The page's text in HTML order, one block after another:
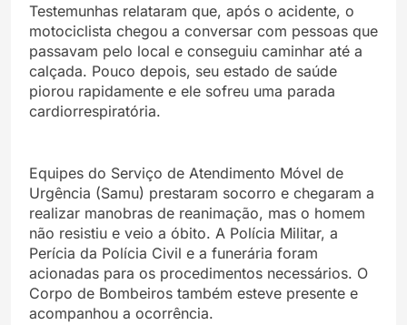
Testemunhas relataram que, após o acidente, o
motociclista chegou a conversar com pessoas que
passavam pelo local e conseguiu caminhar até a
calçada. Pouco depois, seu estado de saúde
piorou rapidamente e ele sofreu uma parada
cardiorrespiratória.
Equipes do Serviço de Atendimento Móvel de
Urgência (Samu) prestaram socorro e chegaram a
realizar manobras de reanimação, mas o homem
não resistiu e veio a óbito. A Polícia Militar, a
Perícia da Polícia Civil e a funerária foram
acionadas para os procedimentos necessários. O
Corpo de Bombeiros também esteve presente e
acompanhou a ocorrência.